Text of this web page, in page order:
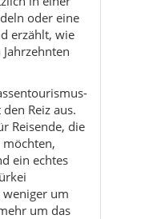
Reiz aus.
Reisende, die
möchten,
ein echtes
weniger um
um das
Nebel
am Holzofen,
die stille